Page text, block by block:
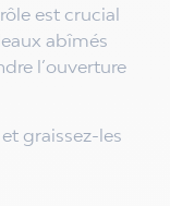
est crucial
abîmés
l’ouverture
graissez-les